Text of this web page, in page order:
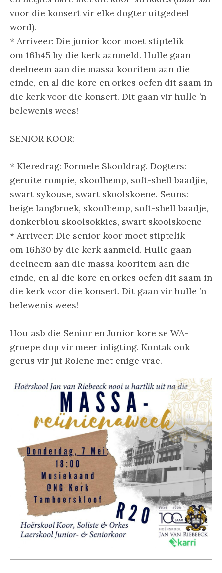
voor die konsert vir elke dogter uitgedeel
word).
* Arriveer: Die junior koor moet stiptelik
om 16h45 by die kerk aanmeld. Hulle gaan
deelneem aan die massa kooritem aan die
einde, en al die kore en orkes oefen dit saam in
die kerk voor die konsert. Dit gaan vir hulle ’n
belewenis wees!
SENIOR KOOR:
* Kleredrag: Formele Skooldrag. Dogters:
geruite rompie, skoolhemp, soft-shell baadjie,
swart sykouse, swart skoolskoene. Seuns:
beige langbroek, skoolhemp, soft-shell baadje,
donkerblou skoolsokkies, swart skoolskoene
* Arriveer: Die senior koor moet stiptelik
om 16h30 by die kerk aanmeld. Hulle gaan
deelneem aan die massa kooritem aan die
einde, en al die kore en orkes oefen dit saam in
die kerk voor die konsert. Dit gaan vir hulle ’n
belewenis wees!
Hou asb die Senior en Junior kore se WA-
groepe dop vir meer inligting. Kontak ook
gerus vir juf Rolene met enige vrae.